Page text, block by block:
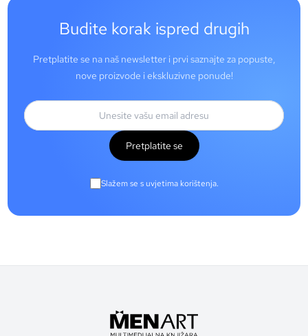
Budite korak ispred drugih
Pretplatite se na naš newsletter i prvi saznajte za popuste,
nove proizvode i ekskluzivne ponude!
Pretplatite se
Slažem se s uvjetima korištenja.